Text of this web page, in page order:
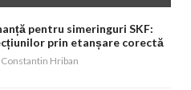
pentru simeringuri SKF:
prin etanșare corectă
Constantin Hriban